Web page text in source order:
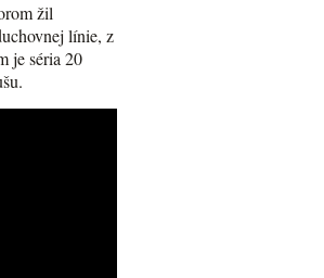
žil
línie, z
je séria 20